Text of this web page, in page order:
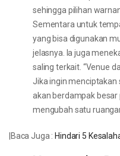
sehingga pilihan
Sementara untuk
yang bisa digunakan
jelasnya. Ia juga
saling terkait. “Venue
Jika ingin menciptakan
akan berdampak besar
mengubah satu
|Baca Juga : Hindari 5